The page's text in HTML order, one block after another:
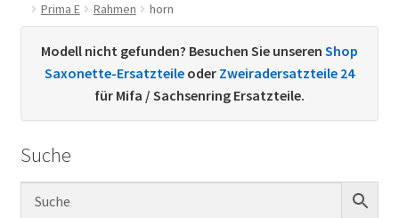
AGB
Datenschutzerklärung
Kontakt
Sachs Ersatzteile
Prima E
Rahmen horn
Modell nicht gefunden? Besuchen Sie unseren Shop
Saxonette-Ersatzteile oder Zweiradersatzteile 24
für Mifa / Sachsenring Ersatzteile.
Suche